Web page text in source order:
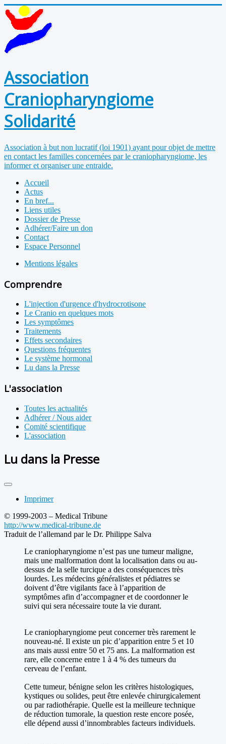
Association
Craniopharyngiome
Solidarité
Association à but non lucratif (loi 1901) ayant pour objet de mettre
en contact les familles concernées par le craniopharyngiome, les
informer et organiser une entraide.
Accueil
Actus
En bref...
Liens utiles
Dossier de Presse
Adhérer/Faire un don
Contact
Espace Personnel
Mentions légales
Comprendre
L'injection d'urgence d'hydrocrotisone
Le Cranio en quelques mots
Les symptômes
Traitements
Effets secondaires
Questions fréquentes
Le système hormonal
Lu dans la Presse
L'association
Toutes les actualités
Adhérer / Nous aider
Comité scientifique
L'association
Lu dans la Presse
Imprimer
© 1999-2003 – Medical Tribune
http://www.medical-tribune.de
Traduit de l’allemand par le Dr. Philippe Salva
Le craniopharyngiome n’est pas une tumeur maligne,
mais une malformation dont la localisation dans ou au-
dessus de la selle turcique a des conséquences très
lourdes. Les médecins généralistes et pédiatres se
doivent d’être vigilants face à l’apparition de
symptômes afin d’accompagner et de coordonner le
suivi qui sera nécessaire toute la vie durant.
Le craniopharyngiome peut concerner très rarement le
nouveau-né. Il existe un pic d’apparition entre 5 et 10
ans mais aussi entre 50 et 75 ans. La malformation est
rare, elle concerne entre 1 à 4 % des tumeurs du
cerveau de l’enfant.
Cette tumeur, bénigne selon les critères histologiques,
kystiques ou solides, peut être enlevée chirurgicalement
ou par radiothérapie. Quelle est la meilleure technique
de réduction tumorale, la question reste encore posée,
elle dépend aussi d’innombrables facteurs individuels.